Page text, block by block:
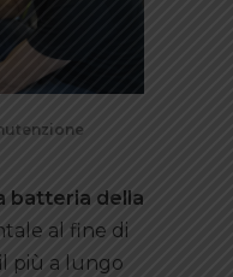
batteria della
al fine di
più a lungo